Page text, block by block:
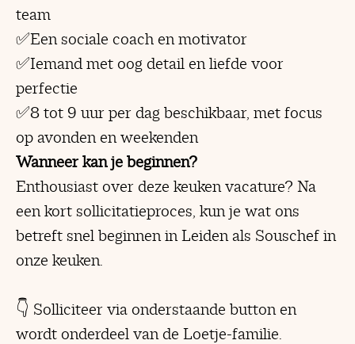
team
✅Een sociale coach en motivator
✅Iemand met oog detail en liefde voor
perfectie
✅8 tot 9 uur per dag beschikbaar, met focus
op avonden en weekenden
Wanneer kan je beginnen?
Enthousiast over deze keuken vacature? Na
een kort sollicitatieproces, kun je wat ons
betreft snel beginnen in Leiden als Souschef in
onze keuken.
👇 Solliciteer via onderstaande button en
wordt onderdeel van de Loetje-familie.